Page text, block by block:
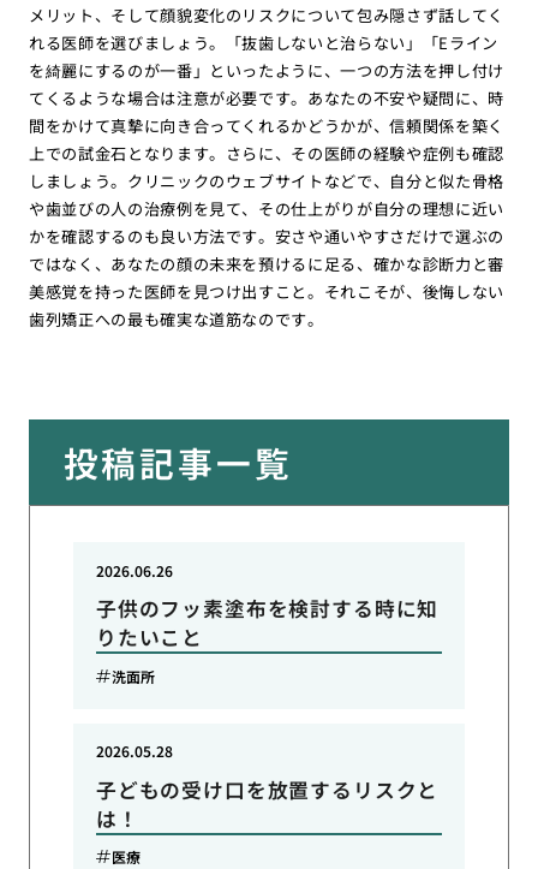
メリット、そして顔貌変化のリスクについて包み隠さず話してく
れる医師を選びましょう。「抜歯しないと治らない」「Eライン
を綺麗にするのが一番」といったように、一つの方法を押し付け
てくるような場合は注意が必要です。あなたの不安や疑問に、時
間をかけて真摯に向き合ってくれるかどうかが、信頼関係を築く
上での試金石となります。さらに、その医師の経験や症例も確認
しましょう。クリニックのウェブサイトなどで、自分と似た骨格
や歯並びの人の治療例を見て、その仕上がりが自分の理想に近い
かを確認するのも良い方法です。安さや通いやすさだけで選ぶの
ではなく、あなたの顔の未来を預けるに足る、確かな診断力と審
美感覚を持った医師を見つけ出すこと。それこそが、後悔しない
歯列矯正への最も確実な道筋なのです。
投稿記事一覧
子供のフッ素塗布を検討する時に知
りたいこと
2026.06.26
洗面所
子どもの受け口を放置するリスクと
は！
2026.05.28
医療